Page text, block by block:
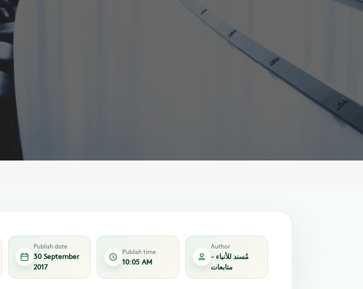
Publish date
30 September
2017
Publish time
10:05 AM
Author
مُسند للأنباء -
متابعات